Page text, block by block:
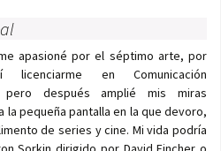
apasioné por el séptimo arte, por
en Comunicación
pero después amplié mis miras
la pequeña pantalla en la que devoro,
de series y cine. Mi vida podría